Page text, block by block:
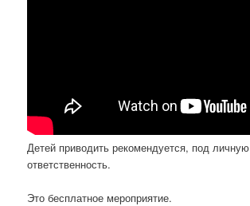
Детей приводить рекомендуется, под личную
ответственность.
Это бесплатное мероприятие.